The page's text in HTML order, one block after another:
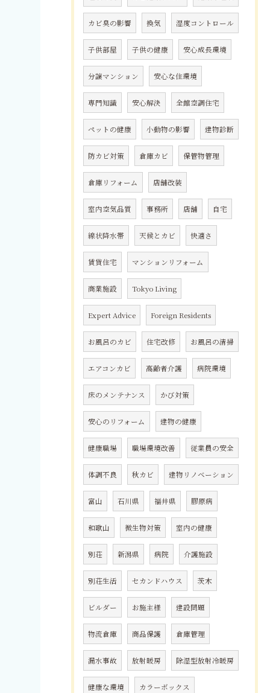
カビ臭の影響 換気 湿度コントロール
子供部屋 子供の健康 安心成長環境
分譲マンション 安心な住環境
専門知識 安心解決 全館空調住宅
ペットの健康 小動物の影響 建物診断
防カビ対策 倉庫カビ 保管物管理
倉庫リフォーム 店舗改装
室内空気品質 事務所 店舗 自宅
線状降水帯 天候とカビ 快適さ
賃貸住宅 マンションリフォーム
商業施設 Tokyo Living
Expert Advice Foreign Residents
お風呂のカビ 住宅改修 お風呂の清掃
エアコンカビ 高齢者介護 病院環境
床のメンテナンス かび対策
安心のリフォーム 建物の健康
健康職場 職場環境改善 従業員の安全
体調不良 秋カビ 建物リノベーション
富山 石川県 福井県 膠原病
和歌山 微生物対策 室内の健康
別荘 新潟県 病院 介護施設
別荘生活 セカンドハウス 茨木
ビルダー お施主様 建設問題
物流倉庫 商品保護 倉庫管理
漏水事故 放射暖房 除湿型放射冷暖房
健康な環境 カラーボックス